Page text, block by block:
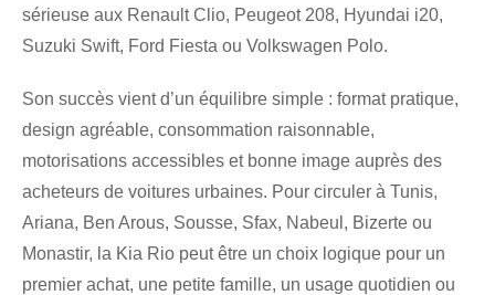
sérieuse aux Renault Clio, Peugeot 208, Hyundai i20,
Suzuki Swift, Ford Fiesta ou Volkswagen Polo.
Son succès vient d’un équilibre simple : format pratique,
design agréable, consommation raisonnable,
motorisations accessibles et bonne image auprès des
acheteurs de voitures urbaines. Pour circuler à Tunis,
Ariana, Ben Arous, Sousse, Sfax, Nabeul, Bizerte ou
Monastir, la Kia Rio peut être un choix logique pour un
premier achat, une petite famille, un usage quotidien ou